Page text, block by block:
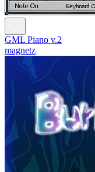
GML Piano v.2
magnetz